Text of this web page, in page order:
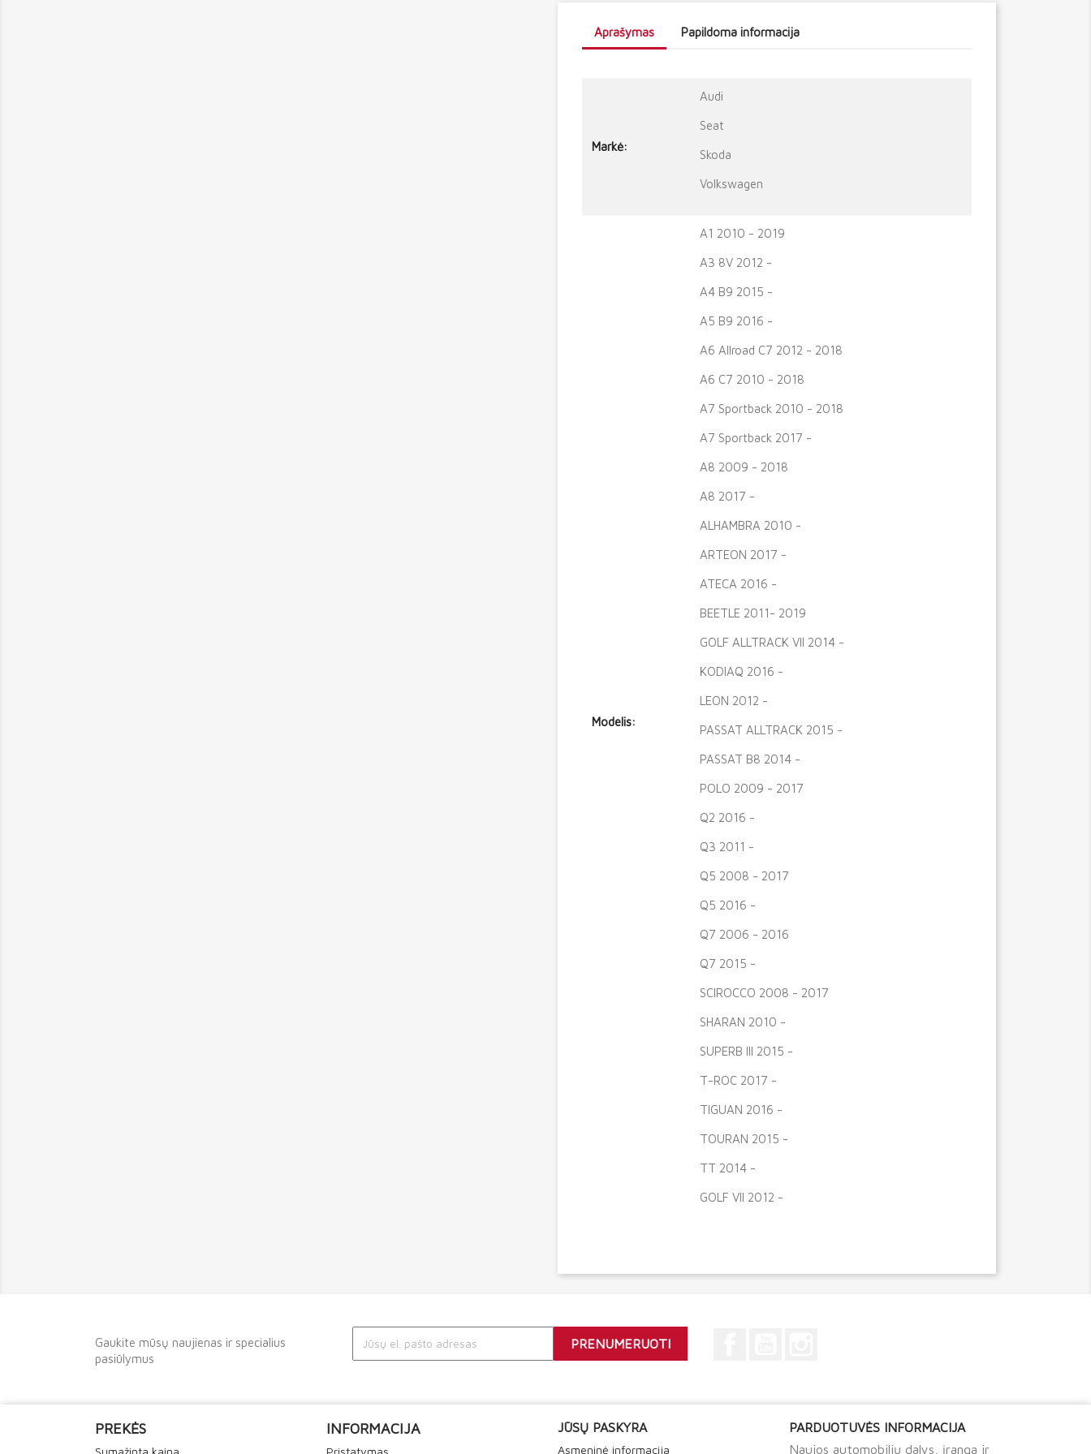
Aprašymas Papildoma informacija
Markė:
Audi
Seat
Skoda
Volkswagen
Modelis:
A1 2010 - 2019
A3 8V 2012 -
A4 B9 2015 -
A5 B9 2016 -
A6 Allroad C7 2012 - 2018
A6 C7 2010 - 2018
A7 Sportback 2010 - 2018
A7 Sportback 2017 -
A8 2009 - 2018
A8 2017 -
ALHAMBRA 2010 -
ARTEON 2017 -
ATECA 2016 -
BEETLE 2011- 2019
GOLF ALLTRACK VII 2014 -
KODIAQ 2016 -
LEON 2012 -
PASSAT ALLTRACK 2015 -
PASSAT B8 2014 -
POLO 2009 - 2017
Q2 2016 -
Q3 2011 -
Q5 2008 - 2017
Q5 2016 -
Q7 2006 - 2016
Q7 2015 -
SCIROCCO 2008 - 2017
SHARAN 2010 -
SUPERB III 2015 -
T-ROC 2017 -
TIGUAN 2016 -
TOURAN 2015 -
TT 2014 -
GOLF VII 2012 -
Gaukite mūsų naujienas ir specialius
pasiūlymus
PREKĖS
Sumažinta kaina
INFORMACIJA
Pristatymas
JŪSŲ PASKYRA
Asmeninė informacija
PARDUOTUVĖS INFORMACIJA
Naujos automobilių dalys, įranga ir